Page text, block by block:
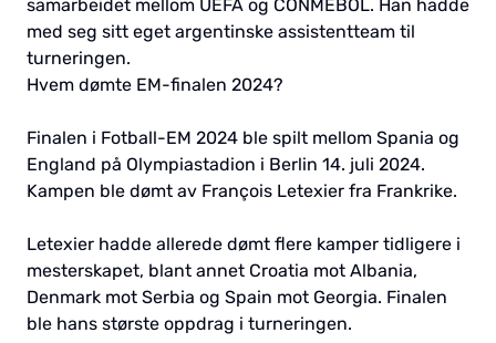
samarbeidet mellom UEFA og CONMEBOL. Han hadde
med seg sitt eget argentinske assistentteam til
turneringen.
Hvem dømte EM-finalen 2024?
Finalen i Fotball-EM 2024 ble spilt mellom Spania og
England på Olympiastadion i Berlin 14. juli 2024.
Kampen ble dømt av François Letexier fra Frankrike.
Letexier hadde allerede dømt flere kamper tidligere i
mesterskapet, blant annet Croatia mot Albania,
Denmark mot Serbia og Spain mot Georgia. Finalen
ble hans største oppdrag i turneringen.